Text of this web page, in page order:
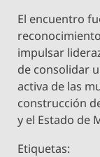
El encuentro
impulsar
de consolidar
activa de las
construcción
y el Estado de
Etiquetas: